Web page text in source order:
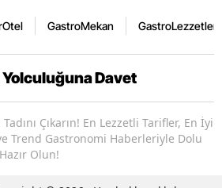
GastroMekan GastroLezzetler
Davet
Çıkarın! En Lezzetli Tarifler, En İyi
Trend Gastronomi Haberleriyle Dolu
Olun!